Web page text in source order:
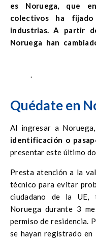
es Noruega, que
colectivos ha
industrias. A partir
Noruega han
turismo, así como
.
Quédate en
Al ingresar a
identificación o
presentar este último
Presta atención a la
técnico para evitar
ciudadano de la UE,
Noruega durante 3
permiso de residencia.
se hayan registrado en